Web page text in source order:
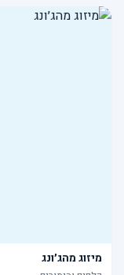
מיזוג מהג׳ונג